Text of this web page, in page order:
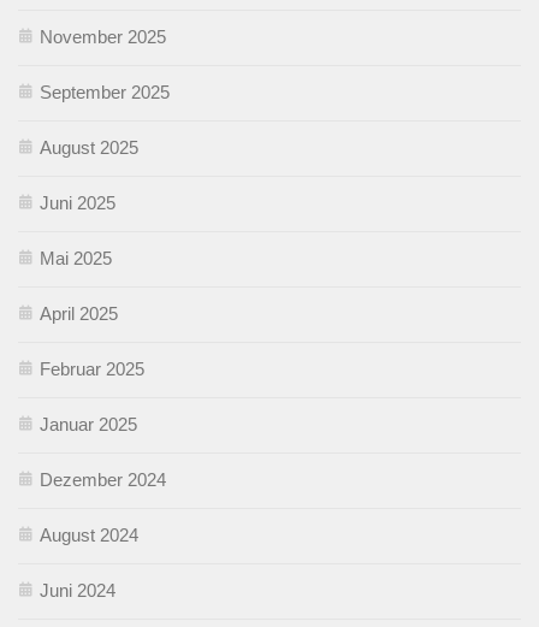
November 2025
September 2025
August 2025
Juni 2025
Mai 2025
April 2025
Februar 2025
Januar 2025
Dezember 2024
August 2024
Juni 2024